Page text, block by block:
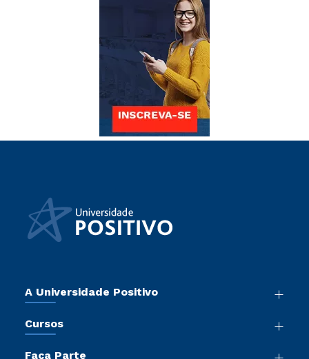
A Universidade Positivo
Sala de Imprensa
Cursos
Faça Parte